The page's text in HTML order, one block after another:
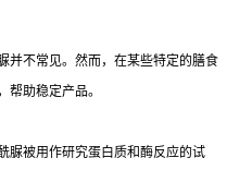
并不常见。然而，在某些特定的膳食
帮助稳定产品。
脲被用作研究蛋白质和酶反应的试